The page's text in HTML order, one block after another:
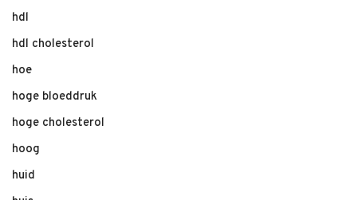
hdl
hdl cholesterol
hoe
hoge bloeddruk
hoge cholesterol
hoog
huid